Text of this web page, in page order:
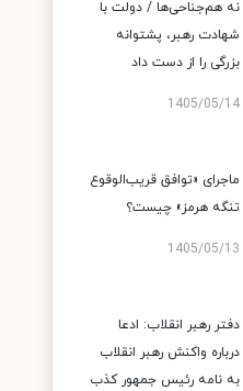
نه هم‌جناحی‌ها / دولت با
شهادت رهبر، پشتوانه
بزرگی را از دست داد
1405/05/14
ماجرای «توافق قریب‌الوقوع
تنگه هرمز» چیست؟
1405/05/13
دفتر رهبر انقلاب: ادعا
درباره واکنش رهبر انقلاب
به نامه رئیس جمهور کذب